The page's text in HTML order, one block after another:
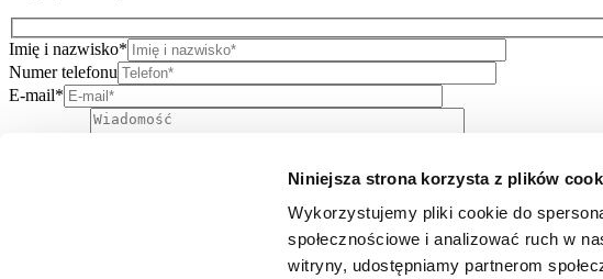
Niniejsza strona korzysta z plików
Wykorzystujemy pliki cookie do
społecznościowe i analizować ruch w
witryny, udostępniamy partnerom
Imię i nazwisko*
Numer telefonu
E-mail*
* Wyrażam zgodę na przetwarzanie danych osobowych w postaci imienia i